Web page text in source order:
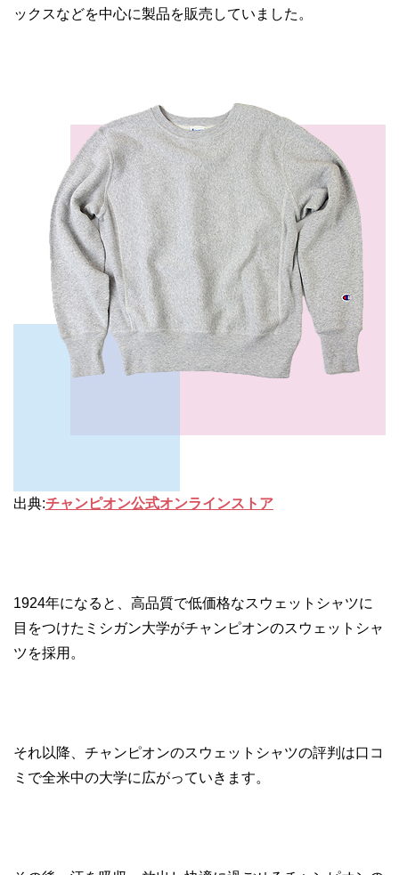
ックスなどを中心に製品を販売していました。
出典:チャンピオン公式オンラインストア
1924年になると、高品質で低価格なスウェットシャツに
目をつけたミシガン大学がチャンピオンのスウェットシャ
ツを採用。
それ以降、チャンピオンのスウェットシャツの評判は口コ
ミで全米中の大学に広がっていきます。